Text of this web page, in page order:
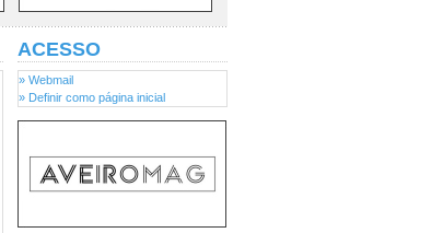
ACESSO
» Webmail
» Definir como página inicial